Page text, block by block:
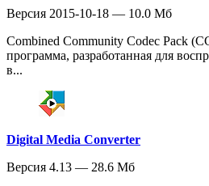
Версия 2015-10-18 — 10.0 Мб
Combined Community Codec Pack
программа, разработанная для
в...
Digital Media Converter
Версия 4.13 — 28.6 Мб